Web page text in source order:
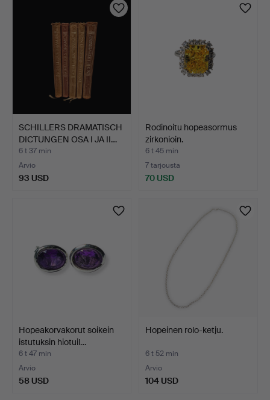
SCHILLERS DRAMATISCH
DICTUNGEN OSA I JA II…
6 t 37 min
Arvio
93 USD
Rodinoitu hopeasormus
zirkonioin.
6 t 45 min
7 tarjousta
70 USD
Hopeakorvakorut soikein
istutuksin hiotuil…
6 t 47 min
Arvio
58 USD
Hopeinen rolo-ketju.
6 t 52 min
Arvio
104 USD